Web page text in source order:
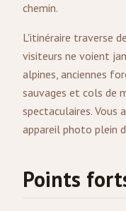
chemin.
L'itinéraire traverse
visiteurs ne voient
alpines, anciennes
sauvages et cols de
spectaculaires. Vous
appareil photo plein
Points